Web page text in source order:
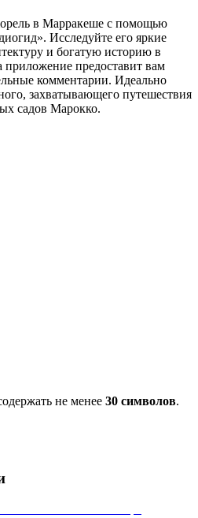
в Марракеше с помощью
Исследуйте его яркие
и богатую историю в
приложение предоставит вам
комментарии. Идеально
захватывающего путешествия
садов Марокко.
не менее 30 символов.